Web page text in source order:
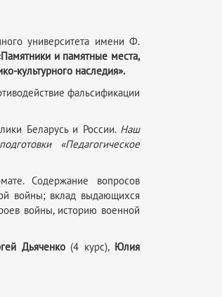
университета имени Ф.
и памятные места,
культурного наследия».
фальсификации
Беларусь и России. Наш
«Педагогическое
Содержание вопросов
войны; вклад выдающихся
войны, историю военной
Дьяченко(4 курс), Юлия